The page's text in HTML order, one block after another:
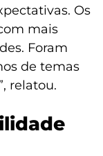
Os
mais
Foram
de temas
relatou.